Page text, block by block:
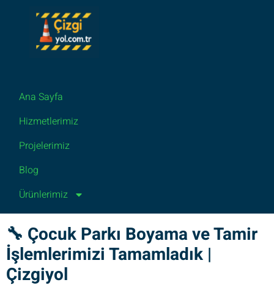
Ana Sayfa
Hizmetlerimiz
Projelerimiz
Blog
Ürünlerimiz
🔧 Çocuk Parkı Boyama ve Tamir
İşlemlerimizi Tamamladık |
Çizgiyol